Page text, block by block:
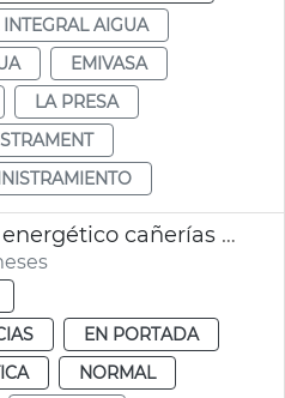
INTEGRAL AIGUA
EMIVASA
LA PRESA
Aprovechamiento energético cañerías agua València
EN PORTADA
NORMAL